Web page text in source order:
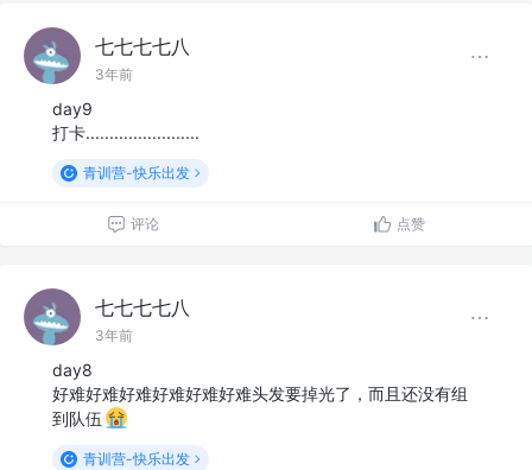
七七七七八
3年前
day9
打卡........................
青训营-快乐出发
评论 点赞
七七七七八
3年前
day8
好难好难好难好难好难好难头发要掉光了，而且还没有组
到队伍
青训营-快乐出发